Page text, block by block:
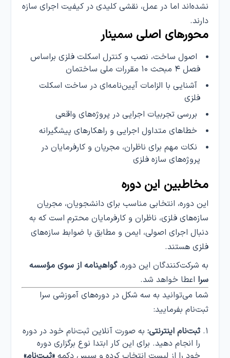
نشده‌اند اما در عمل، نقشی کلیدی در کیفیت اجرای سازه
دارند.
محورهای اصلی سمینار
اصول ساخت، نصب و کنترل اسکلت فلزی براساس
فصل ۴ مبحث ۱۰ مقررات ملی ساختمان
آشنایی با الزامات آیین‌نامه‌ای در ساخت اسکلت
فلزی
بررسی تجربیات اجرایی در پروژه‌های واقعی
خطاهای متداول اجرایی و راهکارهای پیشگیرانه
نکات مهم برای ناظران، مجریان و کارفرمایان در
پروژه‌های سازه فلزی
مخاطبین این دوره
این دوره، انتخابی مناسب برای دانشجویان، مجریان
سازه‌های فلزی، ناظران و کارفرمایان محترم است که به
دنبال اجرای اصولی، ایمن و مطابق با ضوابط سازه‌های
فلزی هستند.
به شرکت‌کنندگان این دوره،گواهینامه از سوی مؤسسه
سرا اعطا خواهد شد.
شما می‌توانید به سه شکل در دوره‌های آموزشی سرا
ثبت‌نام بفرمایید:
ثبت‌نام اینترنتی: به صورت آنلاین ثبت‌نام خود در دوره
را انجام دهید. برای این کار ابتدا نوع برگزاری دوره